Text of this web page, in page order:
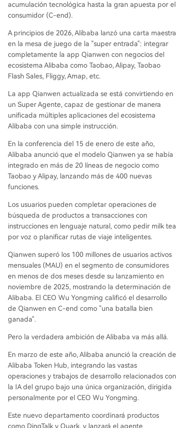
acumulación tecnológica hasta la gran apuesta por el
consumidor (C-end).
A principios de 2026, Alibaba lanzó una carta maestra
en la mesa de juego de la "super entrada": integrar
completamente la app Qianwen con negocios del
ecosistema Alibaba como Taobao, Alipay, Taobao
Flash Sales, Fliggy, Amap, etc.
La app Qianwen actualizada se está convirtiendo en
un Super Agente, capaz de gestionar de manera
unificada múltiples aplicaciones del ecosistema
Alibaba con una simple instrucción.
En la conferencia del 15 de enero de este año,
Alibaba anunció que el modelo Qianwen ya se había
integrado en más de 20 líneas de negocio como
Taobao y Alipay, lanzando más de 400 nuevas
funciones.
Los usuarios pueden completar operaciones de
búsqueda de productos a transacciones con
instrucciones en lenguaje natural, como pedir milk tea
por voz o planificar rutas de viaje inteligentes.
Qianwen superó los 100 millones de usuarios activos
mensuales (MAU) en el segmento de consumidores
en menos de dos meses desde su lanzamiento en
noviembre de 2025, mostrando la determinación de
Alibaba. El CEO Wu Yongming calificó el desarrollo
de Qianwen en C-end como "una batalla bien
ganada".
Pero la verdadera ambición de Alibaba va más allá.
En marzo de este año, Alibaba anunció la creación de
Alibaba Token Hub, integrando las vastas
operaciones y trabajos de desarrollo relacionados con
la IA del grupo bajo una única organización, dirigida
personalmente por el CEO Wu Yongming.
Este nuevo departamento coordinará productos
como DingTalk y Quark, y lanzará el agente